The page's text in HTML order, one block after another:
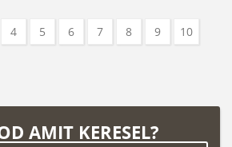
4 5 6 7 8 9
10
AMIT KERESEL?